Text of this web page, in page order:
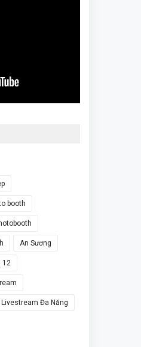
booth
An Sương
12
Đa Năng